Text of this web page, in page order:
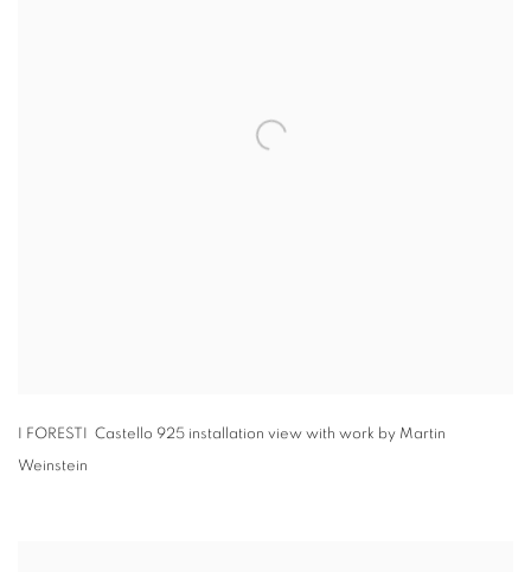
I FORESTI Castello 925 installation view with work by Martin
Weinstein